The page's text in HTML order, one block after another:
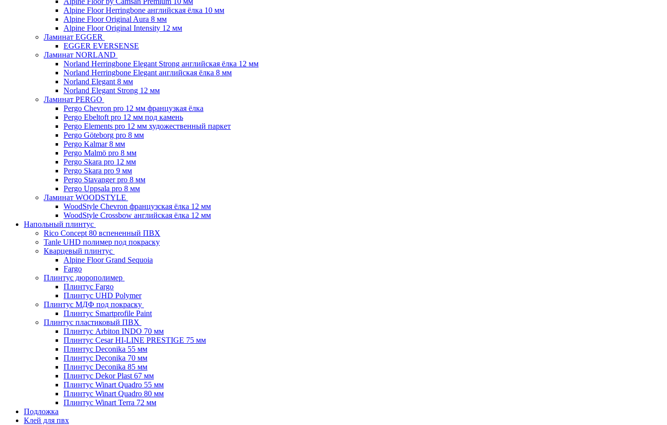
Alpine Floor Herringbone английская ёлка 10 мм
Alpine Floor Original Aura 8 мм
Alpine Floor Original Intensity 12 мм
Ламинат EGGER
EGGER EVERSENSE
Ламинат NORLAND
Norland Herringbone Elegant Strong английская ёлка 12 мм
Norland Herringbone Elegant английская ёлка 8 мм
Norland Elegant 8 мм
Norland Elegant Strong 12 мм
Ламинат PERGO
Pergo Chevron pro 12 мм французкая ёлка
Pergo Ebeltoft pro 12 мм под камень
Pergo Elements pro 12 мм художественный паркет
Pergo Göteborg pro 8 мм
Pergo Kalmar 8 мм
Pergo Malmö pro 8 мм
Pergo Skara pro 12 мм
Pergo Skara pro 9 мм
Pergo Stavanger pro 8 мм
Pergo Uppsala pro 8 мм
Ламинат WOODSTYLE
WoodStyle Chevron французская ёлка 12 мм
WoodStyle Crossbow английская ёлка 12 мм
Напольный плинтус
Rico Concept 80 вспененный ПВХ
Tanle UHD полимер под покраску
Кварцевый плинтус
Alpine Floor Grand Sequoia
Fargo
Плинтус дюрополимер
Плинтус Fargo
Плинтус UHD Polymer
Плинтус МДФ под покраску
Плинтус Smartprofile Paint
Плинтус пластиковый ПВХ
Плинтус Arbiton INDO 70 мм
Плинтус Cesar HI-LINE PRESTIGE 75 мм
Плинтус Deconika 55 мм
Плинтус Deconika 70 мм
Плинтус Deconika 85 мм
Плинтус Dekor Plast 67 мм
Плинтус Winart Quadro 55 мм
Плинтус Winart Quadro 80 мм
Плинтус Winart Terra 72 мм
Подложка
Клей для пвх